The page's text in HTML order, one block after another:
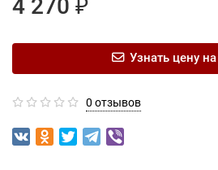
4 270 ₽
Узнать цену
0 отзывов